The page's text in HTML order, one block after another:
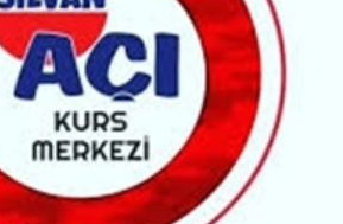
Başkanı Erol Özvar, 2023
Sınavı (YKS) sonuçlarına
adaylara önerilerde bulundu.
ABONE OL